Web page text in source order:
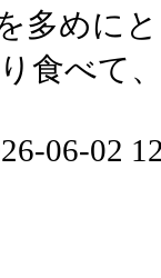
多めに
食べて
06-02